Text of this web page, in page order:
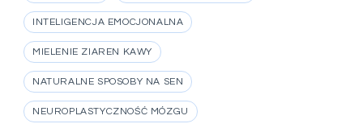
INTELIGENCJA EMOCJONALNA
MIELENIE ZIAREN KAWY
NATURALNE SPOSOBY NA SEN
NEUROPLASTYCZNOŚĆ MÓZGU